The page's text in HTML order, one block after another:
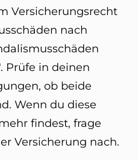
Versicherungsrecht
nach
Prüfe in deinen
ob beide
Wenn du diese
findest, frage
Versicherung nach.